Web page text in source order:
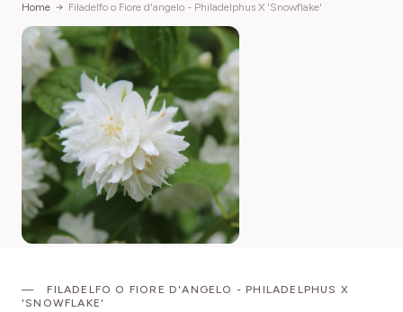
Home Filadelfo o Fiore d'angelo - Philadelphus X 'Snowflake'
FILADELFO O FIORE D'ANGELO - PHILADELPHUS X
'SNOWFLAKE'